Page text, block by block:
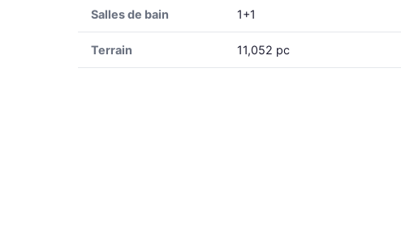
Salles de bain 1+1
Terrain 11,052 pc